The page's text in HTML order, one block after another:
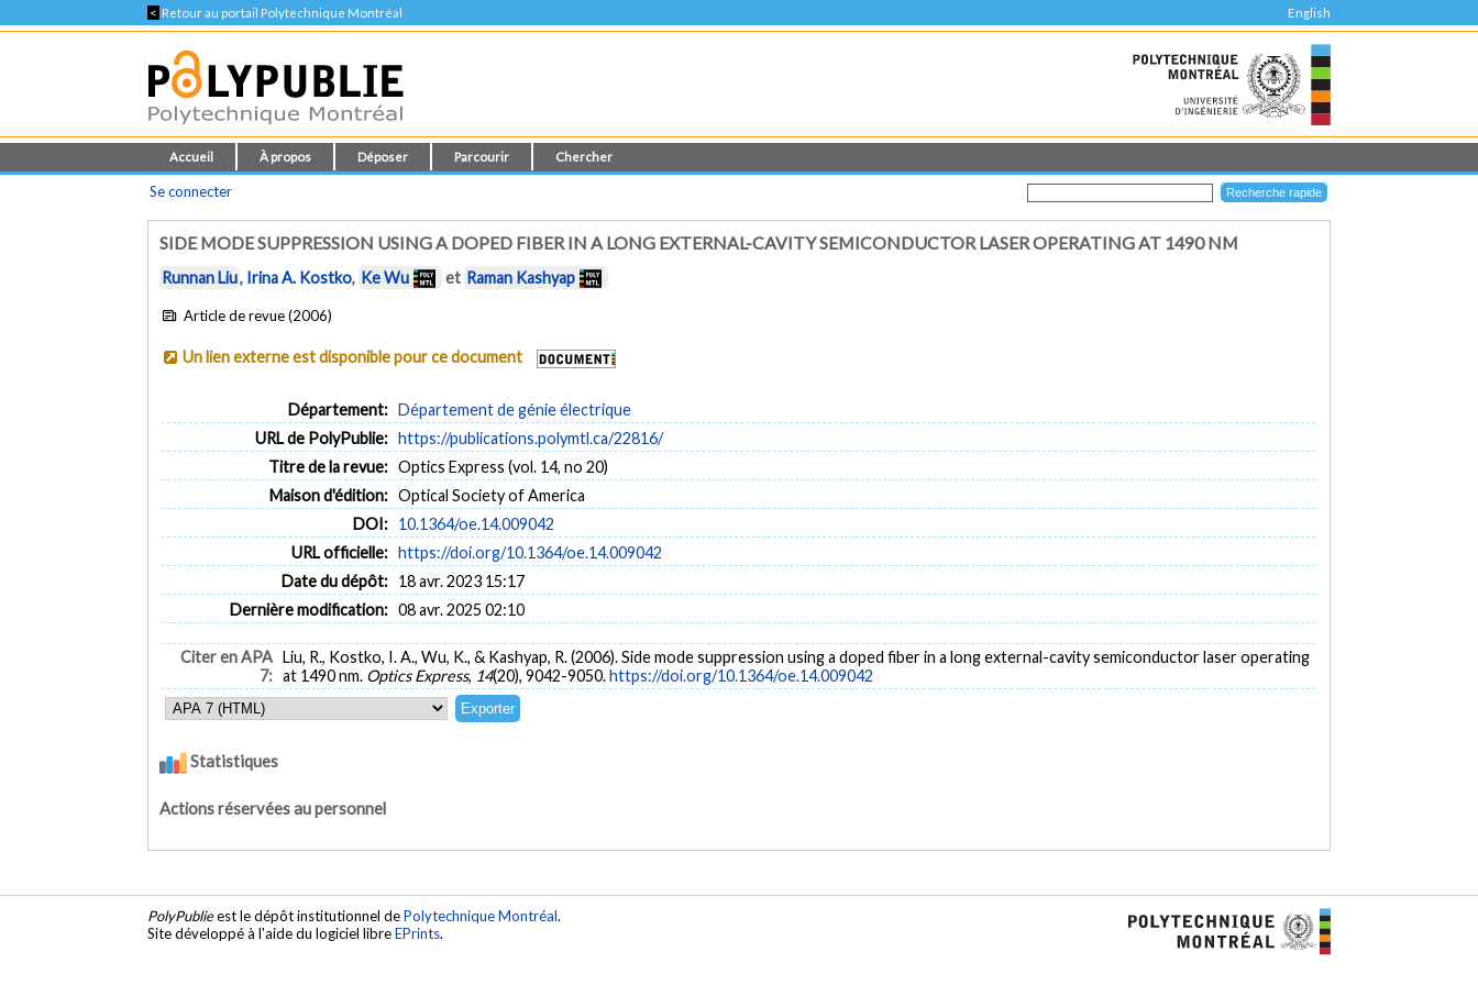
< Retour au portail Polytechnique Montréal English
Accueil À propos Déposer Parcourir Chercher
Se connecter
SIDE MODE SUPPRESSION USING A DOPED FIBER IN A LONG EXTERNAL-CAVITY SEMICONDUCTOR LASER OPERATING AT 1490 NM
Runnan Liu, Irina A. Kostko, Ke Wu et Raman Kashyap
Article de revue (2006)
Un lien externe est disponible pour ce document
Département: Département de génie électrique
URL de PolyPublie: https://publications.polymtl.ca/22816/
Titre de la revue: Optics Express (vol. 14, no 20)
Maison d'édition: Optical Society of America
DOI: 10.1364/oe.14.009042
URL officielle: https://doi.org/10.1364/oe.14.009042
Date du dépôt: 18 avr. 2023 15:17
Dernière modification: 08 avr. 2025 02:10
Citer en APA
7:
Liu, R., Kostko, I. A., Wu, K., & Kashyap, R. (2006). Side mode suppression using a doped fiber in a long external-cavity semiconductor laser operating
at 1490 nm. Optics Express, 14(20), 9042-9050.https://doi.org/10.1364/oe.14.009042
Statistiques
Actions réservées au personnel
PolyPublieest le dépôt institutionnel dePolytechnique Montréal.
Site développé à l'aide du logiciel libreEPrints.